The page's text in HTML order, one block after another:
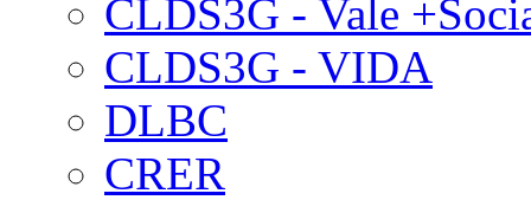
CLDS3G - Vale
CLDS3G - VIDA
DLBC
CRER